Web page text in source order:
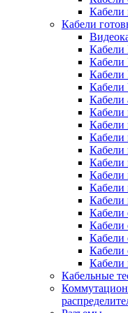
Кабели
Кабели
Кабели
Кабели
Кабели
Кабели
Кабели
Кабели
Кабели
Кабели
Кабели
Кабели
Кабели
Кабели
Кабели
Кабели
Кабели
Кабельные